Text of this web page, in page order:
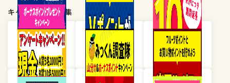
キャンペーン・特集